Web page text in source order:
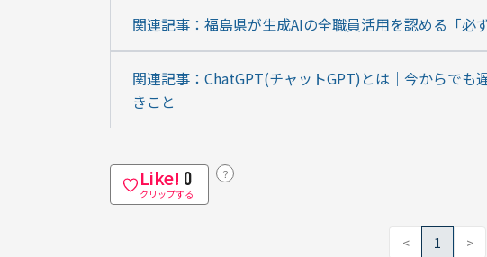
関連記事：福島県が生成AIの全職員活用を認める「必
関連記事：ChatGPT(チャットGPT)とは｜今からでも
きこと
Like! 0
クリップする
？
< 1 >